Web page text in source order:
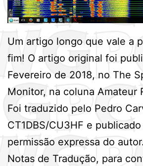
Um artigo longo que vale a
fim! O artigo original foi
Fevereiro de 2018, no The
Monitor, na coluna Amateur
Foi traduzido pelo Pedro
CT1DBS/CU3HF e
permissão expressa do
Notas de Tradução, para